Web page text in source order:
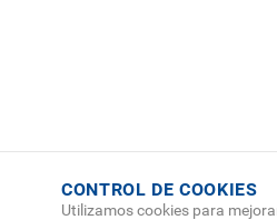
CONTROL DE COOKIES
Utilizamos cookies para